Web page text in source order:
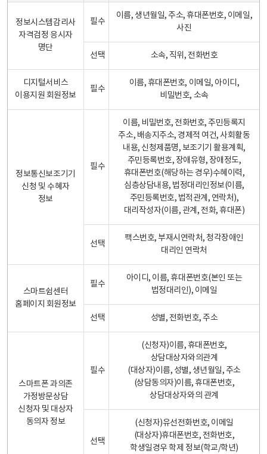
정보시스템감리사
자격검정 응시자
명단
필수
이름, 생년월일, 주소, 휴대폰번호, 이메일,
사진
선택 소속, 직위, 전화번호
디지털서비스
이용지원 회원정보
필수
이름, 휴대폰번호, 이메일, 아이디,
비밀번호, 소속
정보통신보조기기
신청 및 수혜자
정보
필수
이름, 비밀번호, 전화번호, 주민등록지
주소, 배송지주소, 경제적 여건, 사회활동
내용, 신청제품명, 보조기기 활용계획,
주민등록번호, 장애유형, 장애정도,
휴대폰번호(해당하는 경우)수혜이력,
심층상담내용, 법정대리인정보(이름,
주민등록번호, 법적관계, 연락처),
대리작성자(이름, 관계, 전화, 휴대폰)
선택
팩스번호, 부재시연락처, 청각장애인
대리인 연락처
스마트쉼센터
홈페이지 회원정보
필수
아이디, 이름, 휴대폰번호(본인 또는
법정대리인), 이메일
선택 성별, 전화번호, 주소
스마트폰 과의존
가정방문상담
신청자 및 대상자
동의자 정보
필수
(신청자)이름, 휴대폰번호,
상담대상자와의관계
(대상자)이름, 성별, 생년월일, 주소
(상담동의자)이름, 휴대폰번호,
상담대상자와의 관계
선택
(신청자)유선전화번호, 이메일
(대상자)휴대폰번호, 전화번호,
학생일경우 학제 정보(학교/학년)